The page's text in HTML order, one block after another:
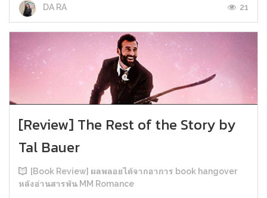
DA RA 21
[Review] The Rest of the Story by
Tal Bauer
[Book Review] ผลพลอยได้จากอาการ book hangover
หลังอ่านสารพัน MM Romance